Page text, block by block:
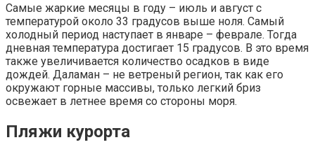
Самые жаркие месяцы в году – июль и август с
температурой около 33 градусов выше ноля. Самый
холодный период наступает в январе – феврале. Тогда
дневная температура достигает 15 градусов. В это время
также увеличивается количество осадков в виде
дождей. Даламан – не ветреный регион, так как его
окружают горные массивы, только легкий бриз
освежает в летнее время со стороны моря.
Пляжи курорта